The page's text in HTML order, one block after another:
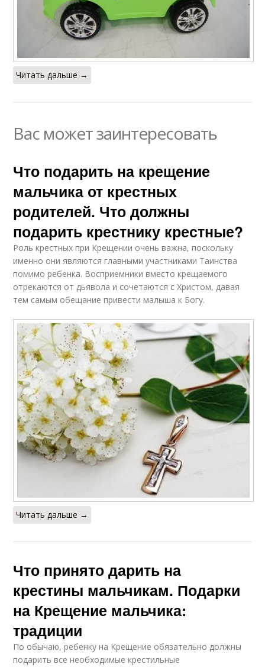
Читать дальше →
Вас может заинтересовать
Что подарить на крещение
мальчика от крестных
родителей. Что должны
подарить крестнику крестные?
Роль крестных при Крещении очень важна, поскольку
именно они являются главными участниками Таинства
помимо ребенка. Восприемники вместо крещаемого
отрекаются от дьявола и сочетаются с Христом, давая
тем самым обещание привести малыша к Богу.
Читать дальше →
Что принято дарить на
крестины мальчикам. Подарки
на Крещение мальчика:
традиции
По обычаю, ребенку на Крещение обязательно должны
подарить все необходимые крестильные